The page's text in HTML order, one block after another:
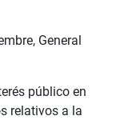
General
público en
relativos a la